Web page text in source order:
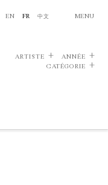
EN FR 中文 MENU
ARTISTE
ANNÉE
CATÉGORIE